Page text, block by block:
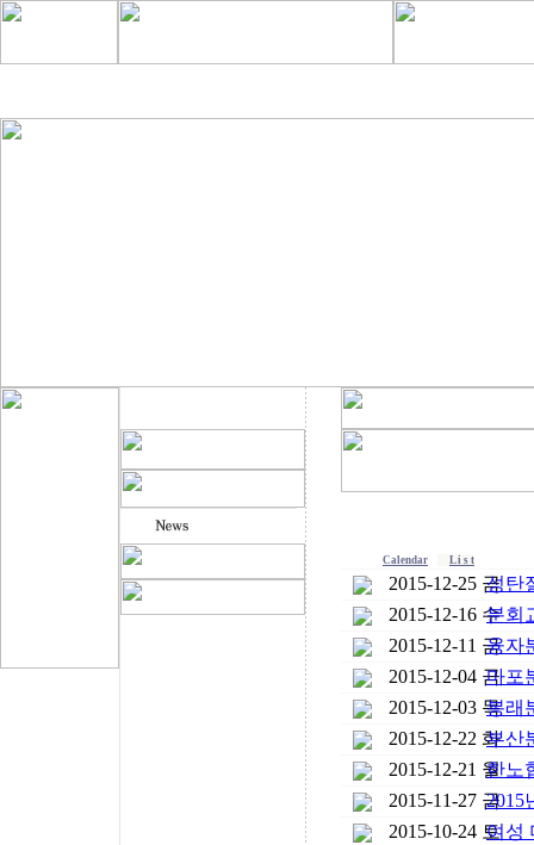
Calendar L i s t
2015-12-25 금성탄
2015-12-16 수분회
2015-12-11 금융자
2015-12-04 금마포
2015-12-03 목봉래
2015-12-22 화부산
2015-12-21 월한노
2015-11-27 금2015
2015-10-24 토여성